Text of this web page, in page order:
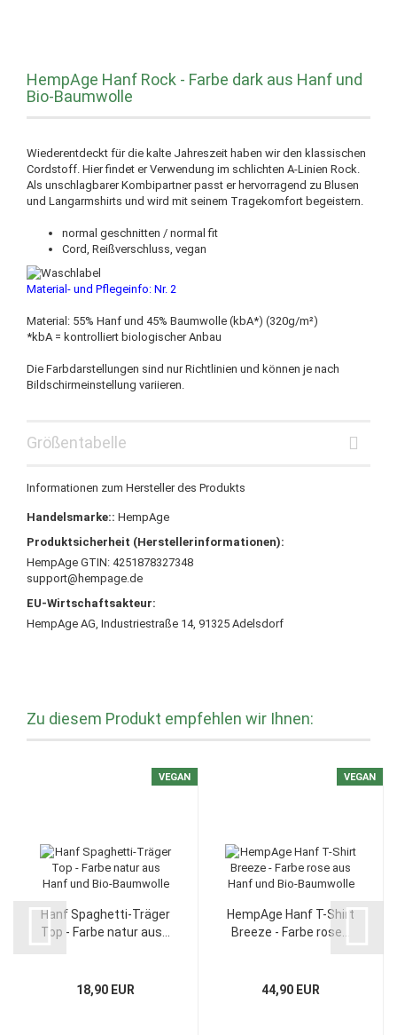
HempAge Hanf Rock - Farbe dark aus Hanf und
Bio-Baumwolle
Wiederentdeckt für die kalte Jahreszeit haben wir den klassischen
Cordstoff. Hier findet er Verwendung im schlichten A-Linien Rock.
Als unschlagbarer Kombipartner passt er hervorragend zu Blusen
und Langarmshirts und wird mit seinem Tragekomfort begeistern.
normal geschnitten / normal fit
Cord, Reißverschluss, vegan
Material- und Pflegeinfo: Nr. 2
Material: 55% Hanf und 45% Baumwolle (kbA*) (320g/m²)
*kbA = kontrolliert biologischer Anbau
Die Farbdarstellungen sind nur Richtlinien und können je nach
Bildschirmeinstellung variieren.
Größentabelle
Informationen zum Hersteller des Produkts
Handelsmarke:: HempAge
Produktsicherheit (Herstellerinformationen):
HempAge GTIN: 4251878327348
support@hempage.de
EU-Wirtschaftsakteur:
HempAge AG, Industriestraße 14, 91325 Adelsdorf
Zu diesem Produkt empfehlen wir Ihnen:
VEGAN
Hanf Spaghetti-Träger
Top - Farbe natur aus...
18,90 EUR
VEGAN
HempAge Hanf T-Shirt
Breeze - Farbe rose...
44,90 EUR